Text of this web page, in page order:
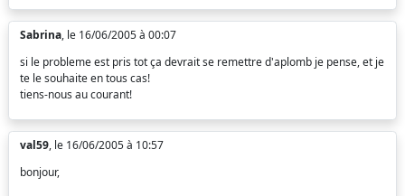
Sabrina, le 16/06/2005 à 00:07
si le probleme est pris tot ça devrait se remettre d'aplomb je pense, et je
te le souhaite en tous cas!
tiens-nous au courant!
val59, le 16/06/2005 à 10:57
bonjour,